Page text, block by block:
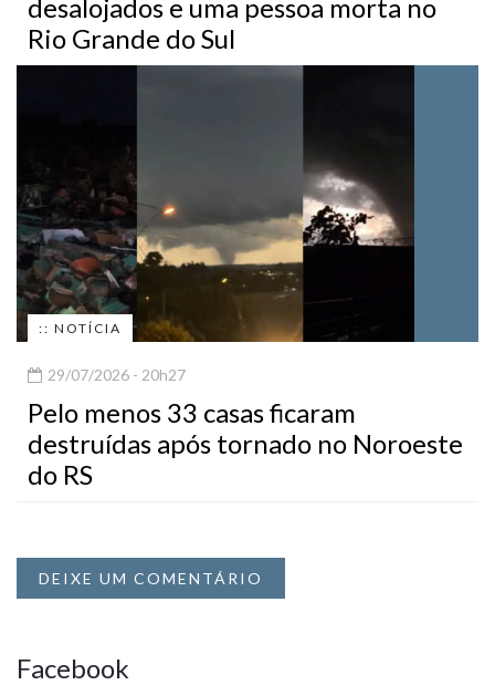
desalojados e uma pessoa morta no
Rio Grande do Sul
:: NOTÍCIA
29/07/2026 - 20h27
Pelo menos 33 casas ficaram
destruídas após tornado no Noroeste
do RS
DEIXE UM COMENTÁRIO
Facebook